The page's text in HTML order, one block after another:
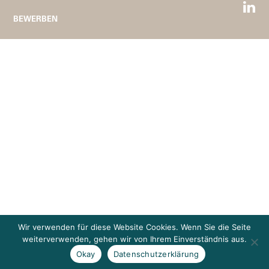
BEWERBEN
Wir verwenden für diese Website Cookies. Wenn Sie die Seite
weiterverwenden, gehen wir von Ihrem Einverständnis aus.
Okay
Datenschutzerklärung